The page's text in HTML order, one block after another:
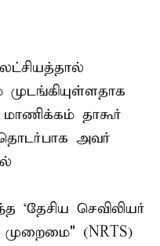
முடங்கியுள்ளதாக
தாகூர்
தொடர்பாக அவர்
‘தேசிய செவிலியர்
முறைமை" (NRTS)